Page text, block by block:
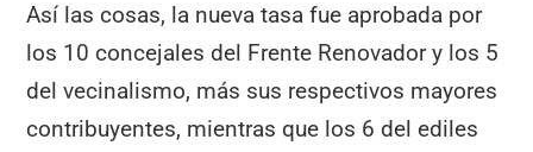
Así las cosas, la nueva tasa fue aprobada por
los 10 concejales del Frente Renovador y los 5
del vecinalismo, más sus respectivos mayores
contribuyentes, mientras que los 6 del ediles